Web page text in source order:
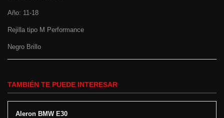
Año: 11-18
Rejilla tipo M Performance
Negro Brillo
TAMBIÉN TE PUEDE INTERESAR
Aleron BMW E30